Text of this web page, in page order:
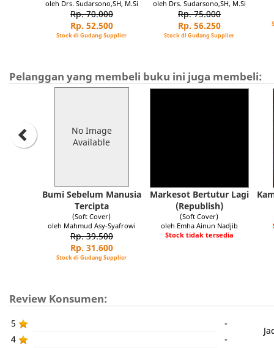
oleh Drs. Sudarsono,SH, M.Si
Rp. 70.000
Rp. 52.500
Stock di Gudang Supplier
oleh Drs. Sudarsono,SH, M.Si
Rp. 75.000
Rp. 56.250
Stock di Gudang Supplier
Pelanggan yang membeli buku ini juga membeli:
No Image
Available
Bumi Sebelum Manusia
Tercipta
(Soft Cover)
oleh Mahmud Asy-Syafrowi
Rp. 39.500
Rp. 31.600
Stock di Gudang Supplier
Markesot Bertutur Lagi
(Republish)
(Soft Cover)
oleh Emha Ainun Nadjib
Stock tidak tersedia
Review Konsumen:
5
-
4
-